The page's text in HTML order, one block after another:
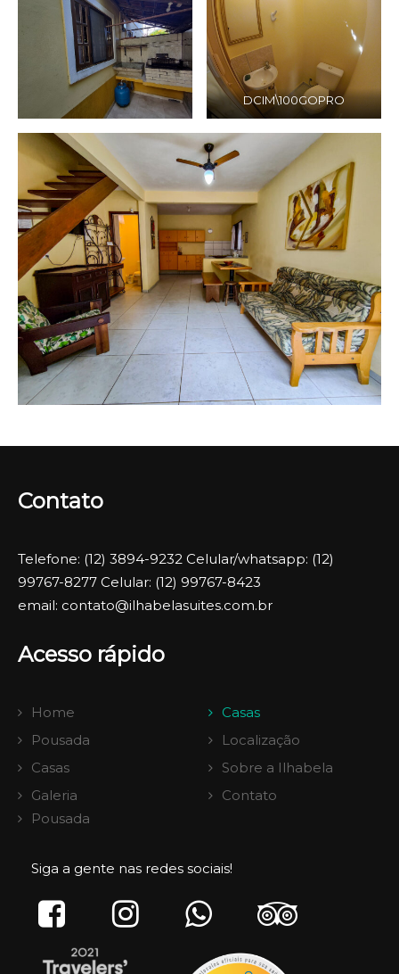
DCIM\100GOPRO
Contato
Telefone: (12) 3894-9232 Celular/whatsapp: (12)
99767-8277 Celular: (12) 99767-8423
email: contato@ilhabelasuites.com.br
Acesso rápido
Home
Pousada
Casas
Galeria
Pousada
Casas
Localização
Sobre a Ilhabela
Contato
Siga a gente nas redes sociais!